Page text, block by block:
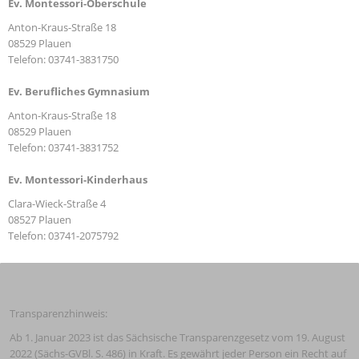
Ev. Montessori-Oberschule
Anton-Kraus-Straße 18
08529 Plauen
Telefon: 03741-3831750
Ev. Berufliches Gymnasium
Anton-Kraus-Straße 18
08529 Plauen
Telefon: 03741-3831752
Ev. Montessori-Kinderhaus
Clara-Wieck-Straße 4
08527 Plauen
Telefon: 03741-2075792
Transparenzhinweis:
Ab 1. Januar 2023 ist das Sächsische Transparenzgesetz vom 19. August
2022 (Sächs-GVBl. S. 486) in Kraft. Es gewährt jeder Person ein Recht auf